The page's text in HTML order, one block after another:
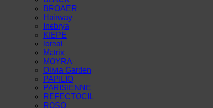
BROAER
Hairway
Inebrya
KIEPE
loreal
Matrix
MOYRA
Olivia Garden
PAPILIO
PARISIENNE
REFECTOCIL
ROSO